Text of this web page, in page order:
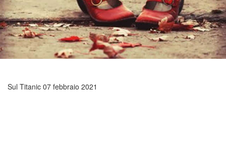
Sul Titanic 07 febbraio 2021